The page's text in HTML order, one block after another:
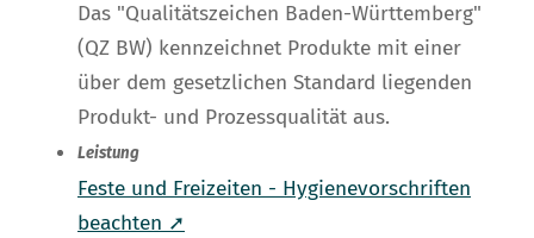
Das "Qualitätszeichen Baden-Württemberg"
(QZ BW) kennzeichnet Produkte mit einer
über dem gesetzlichen Standard liegenden
Produkt- und Prozessqualität aus.
Leistung
Feste und Freizeiten - Hygienevorschriften
beachten ➚